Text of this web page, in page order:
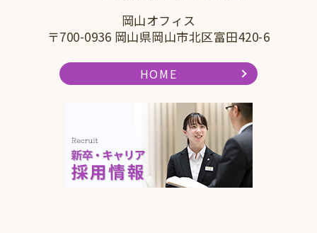
岡山オフィス
〒700-0936 岡山県岡山市北区富田420-6
HOME